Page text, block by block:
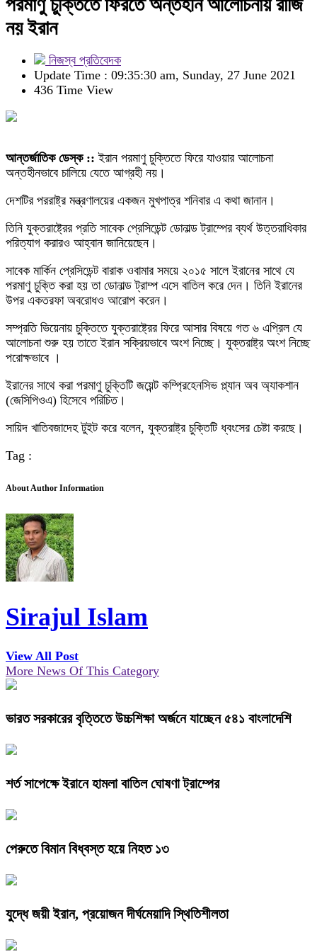
পরমাণু চুক্তিতে ফিরতে অন্তহীন আলোচনায় রাজি
নয় ইরান
নিজস্ব প্রতিবেদক
Update Time : 09:35:30 am, Sunday, 27 June 2021
436 Time View
আন্তর্জাতিক ডেস্ক :: ইরান পরমাণু চুক্তিতে ফিরে যাওয়ার আলোচনা
অন্তহীনভাবে চালিয়ে যেতে আগ্রহী নয়।
দেশটির পররাষ্ট্র মন্ত্রণালয়ের একজন মুখপাত্র শনিবার এ কথা জানান।
তিনি যুক্তরাষ্ট্রের প্রতি সাবেক প্রেসিডেন্ট ডোনাল্ড ট্রাম্পের ব্যর্থ উত্তরাধিকার
পরিত্যাগ করারও আহ্বান জানিয়েছেন।
সাবেক মার্কিন প্রেসিডেন্ট বারাক ওবামার সময়ে ২০১৫ সালে ইরানের সাথে যে
পরমাণু চুক্তি করা হয় তা ডোনাল্ড ট্রাম্প এসে বাতিল করে দেন। তিনি ইরানের
উপর একতরফা অবরোধও আরোপ করেন।
সম্প্রতি ভিয়েনায় চুক্তিতে যুক্তরাষ্ট্রের ফিরে আসার বিষয়ে গত ৬ এপ্রিল যে
আলোচনা শুরু হয় তাতে ইরান সক্রিয়ভাবে অংশ নিচ্ছে। যুক্তরাষ্ট্র অংশ নিচ্ছে
পরোক্ষভাবে ।
ইরানের সাথে করা পরমাণু চুক্তিটি জয়েন্ট কম্প্রিহেনসিভ প্ল্যান অব অ্যাকশান
(জেসিপিওএ) হিসেবে পরিচিত।
সায়িদ খাতিবজাদেহ টুইট করে বলেন, যুক্তরাষ্ট্র চুক্তিটি ধ্বংসের চেষ্টা করছে।
Tag :
About Author Information
Sirajul Islam
View All Post
More News Of This Category
ভারত সরকারের বৃত্তিতে উচ্চশিক্ষা অর্জনে যাচ্ছেন ৫৪১ বাংলাদেশি
শর্ত সাপেক্ষে ইরানে হামলা বাতিল ঘোষণা ট্রাম্পের
পেরুতে বিমান বিধ্বস্ত হয়ে নিহত ১৩
যুদ্ধে জয়ী ইরান, প্রয়োজন দীর্ঘমেয়াদি স্থিতিশীলতা